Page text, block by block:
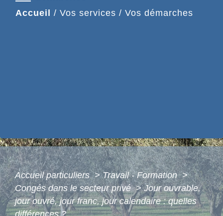
Accueil / Vos services / Vos démarches
Accueil particuliers> Travail - Formation>
Congés dans le secteur privé> Jour ouvrable,
jour ouvré, jour franc, jour calendaire : quelles